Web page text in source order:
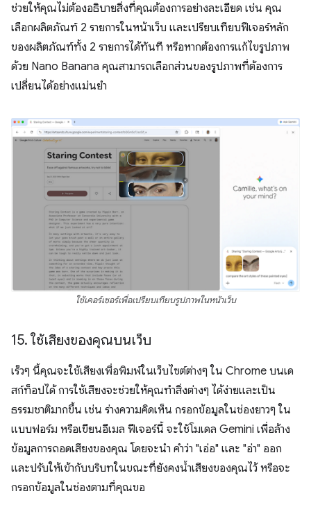
ช่วยให้คุณไม่ต้องอธิบายสิ่งที่คุณต้องการอย่างละเอียด เช่น คุณ
เลือกผลิตภัณฑ์ 2 รายการในหน้าเว็บ และเปรียบเทียบฟีเจอร์หลัก
ของผลิตภัณฑ์ทั้ง 2 รายการได้ทันที หรือหากต้องการแก้ไขรูปภาพ
ด้วย Nano Banana คุณสามารถเลือกส่วนของรูปภาพที่ต้องการ
เปลี่ยนได้อย่างแม่นยำ
ใช้เคอร์เซอร์เพื่อเปรียบเทียบรูปภาพในหน้าเว็บ
15. ใช้เสียงของคุณบนเว็บ
เร็วๆ นี้คุณจะใช้เสียงเพื่อพิมพ์ในเว็บไซต์ต่างๆ ใน Chrome บนเด
สก์ท็อปได้ การใช้เสียงจะช่วยให้คุณทำสิ่งต่างๆ ได้ง่ายและเป็น
ธรรมชาติมากขึ้น เช่น ร่างความคิดเห็น กรอกข้อมูลในช่องยาวๆ ใน
แบบฟอร์ม หรือเขียนอีเมล ฟีเจอร์นี้ จะใช้โมเดล Gemini เพื่อล้าง
ข้อมูลการถอดเสียงของคุณ โดยจะนำ คำว่า "เอ่อ" และ "อ่า" ออก
และปรับให้เข้ากับบริบทในขณะที่ยังคงน้ำเสียงของคุณไว้ หรือจะ
กรอกข้อมูลในช่องตามที่คุณขอ